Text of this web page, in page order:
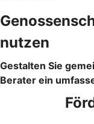
nutzen
Gestalten Sie
Berater ein